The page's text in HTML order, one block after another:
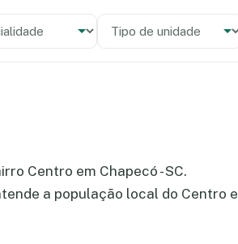
Centro em Chapecó - SC.
a população local do Centro e